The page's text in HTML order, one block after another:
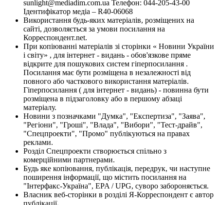
sunlight@mediadim.com.ua Телефон: 044-205-43-00
Ідентифікатор медіа – R40-06068
Використання будь-яких матеріалів, розміщених на
сайті, дозволяється за умови посилання на
Корреспондент.net.
При копіюванні матеріалів зі сторінки « Новини України
і світу» , для інтернет - видань - обов'язкове пряме
відкрите для пошукових систем гіперпосилання .
Посилання має бути розміщена в незалежності від
повного або часткового використання матеріалів.
Гіперпосилання ( для інтернет - видань) - повинна бути
розміщена в підзаголовку або в першому абзаці
матеріалу.
Новини з позначками "Думка", "Експертиза", "Заява",
"Регіони", "Гроші", "Влада", "Вибори", "Тест-драйв",
"Спецпроекти", "Промо" публікуються на правах
реклами.
Розділ Спецпроекти створюється спільно з
комерційними партнерами.
Будь яке копіювання, публікація, передрук, чи наступне
поширення інформації, що містить посилання на
"Інтерфакс-Україна", EPA / UPG, суворо забороняється.
Власник веб-сторінки в розділі Я-Корреспондент є автор
публікації.